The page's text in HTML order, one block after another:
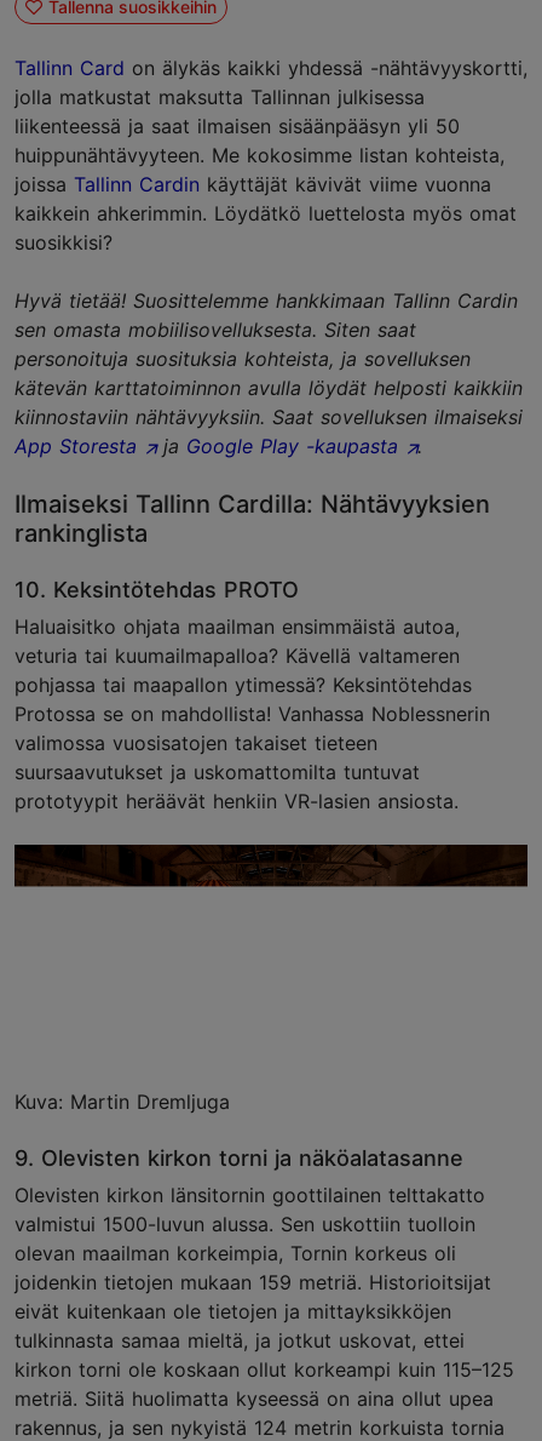
Tallenna suosikkeihin
Tallinn Card on älykäs kaikki yhdessä -nähtävyyskortti,
jolla matkustat maksutta Tallinnan julkisessa
liikenteessä ja saat ilmaisen sisäänpääsyn yli 50
huippunähtävyyteen. Me kokosimme listan kohteista,
joissa Tallinn Cardin käyttäjät kävivät viime vuonna
kaikkein ahkerimmin. Löydätkö luettelosta myös omat
suosikkisi?
Hyvä tietää! Suosittelemme hankkimaan Tallinn Cardin
sen omasta mobiilisovelluksesta. Siten saat
personoituja suosituksia kohteista, ja sovelluksen
kätevän karttatoiminnon avulla löydät helposti kaikkiin
kiinnostaviin nähtävyyksiin. Saat sovelluksen ilmaiseksi
App Storesta
ja Google Play -kaupasta .
Ilmaiseksi Tallinn Cardilla: Nähtävyyksien
rankinglista
10. Keksintötehdas PROTO
Haluaisitko ohjata maailman ensimmäistä autoa,
veturia tai kuumailmapalloa? Kävellä valtameren
pohjassa tai maapallon ytimessä? Keksintötehdas
Protossa se on mahdollista! Vanhassa Noblessnerin
valimossa vuosisatojen takaiset tieteen
suursaavutukset ja uskomattomilta tuntuvat
prototyypit heräävät henkiin VR-lasien ansiosta.
Kuva: Martin Dremljuga
9. Olevisten kirkon torni ja näköalatasanne
Olevisten kirkon länsitornin goottilainen telttakatto
valmistui 1500-luvun alussa. Sen uskottiin tuolloin
olevan maailman korkeimpia, Tornin korkeus oli
joidenkin tietojen mukaan 159 metriä. Historioitsijat
eivät kuitenkaan ole tietojen ja mittayksikköjen
tulkinnasta samaa mieltä, ja jotkut uskovat, ettei
kirkon torni ole koskaan ollut korkeampi kuin 115–125
metriä. Siitä huolimatta kyseessä on aina ollut upea
rakennus, ja sen nykyistä 124 metrin korkuista tornia